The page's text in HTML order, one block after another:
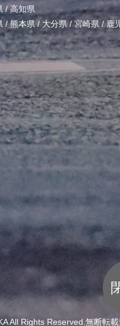
/高知県
/熊本県/ 大分県/宮崎県 /鹿
All Rights Reserved.無断転載